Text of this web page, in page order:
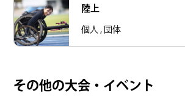
陸上
個人 , 団体
その他の大会・イベント